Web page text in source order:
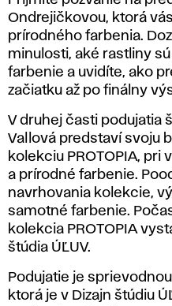
Ondrejičkovou, ktorá
prírodného farbenia.
minulosti, aké rastliny
farbenie a uvidíte, ako
začiatku až po finálny
V druhej časti podujatia
Vallová predstaví svoju
kolekciu PROTOPIA, pri
a prírodné farbenie.
navrhovania kolekcie,
samotné farbenie.
kolekcia PROTOPIA
štúdia ÚĽUV.
Podujatie je
ktorá je v Dizajn štúdiu